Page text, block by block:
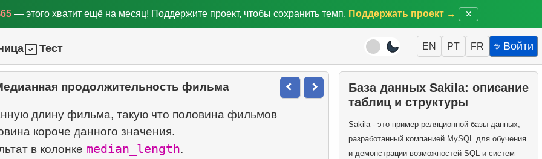
— этого хватит ещё на месяц! Поддержите проект, чтобы сохранить темп. Поддержать проект → ✕
Тест EN PT FR ⎆ Войти
продолжительность фильма
длину фильма, такую что половина фильмов
короче данного значения.
в колонке median_length
База данных Sakila: описание
таблиц и структуры
Sakila - это пример реляционной базы данных,
разработанный компанией MySQL для обучения
и демонстрации возможностей SQL и систем